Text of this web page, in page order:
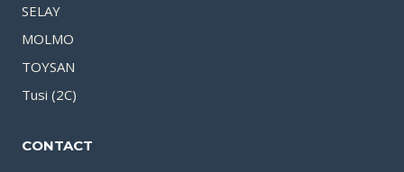
SELAY
MOLMO
TOYSAN
Tusi (2C)
CONTACT